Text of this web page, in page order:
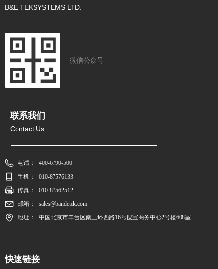
电话：
400-6790-500
手机：
010-87576133
传真：
010-87562512
邮箱：
sales@bandetek.com
地址：
中国北京市丰台区南三环西路16号搜宝商务中心2号楼608室
联系我们
Contact Us
快速链接
B&E TEKSYSTEMS LTD.
微信公众号